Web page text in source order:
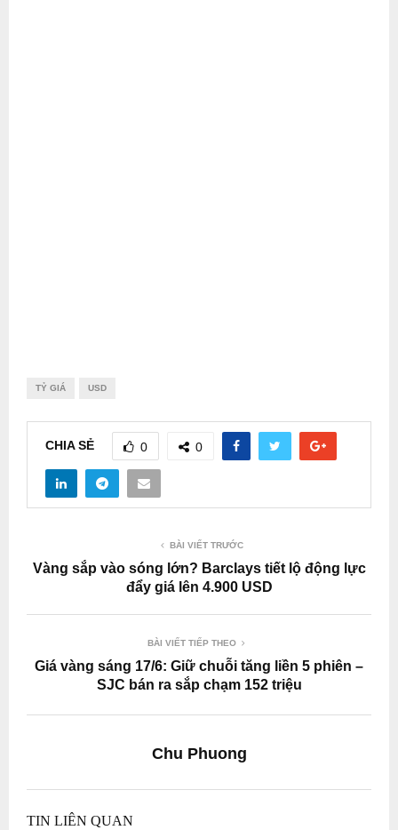
TỶ GIÁ USD
CHIA SẺ 0 0
BÀI VIẾT TRƯỚC
Vàng sắp vào sóng lớn? Barclays tiết lộ động lực
đẩy giá lên 4.900 USD
BÀI VIẾT TIẾP THEO
Giá vàng sáng 17/6: Giữ chuỗi tăng liền 5 phiên –
SJC bán ra sắp chạm 152 triệu
Chu Phuong
TIN LIÊN QUAN